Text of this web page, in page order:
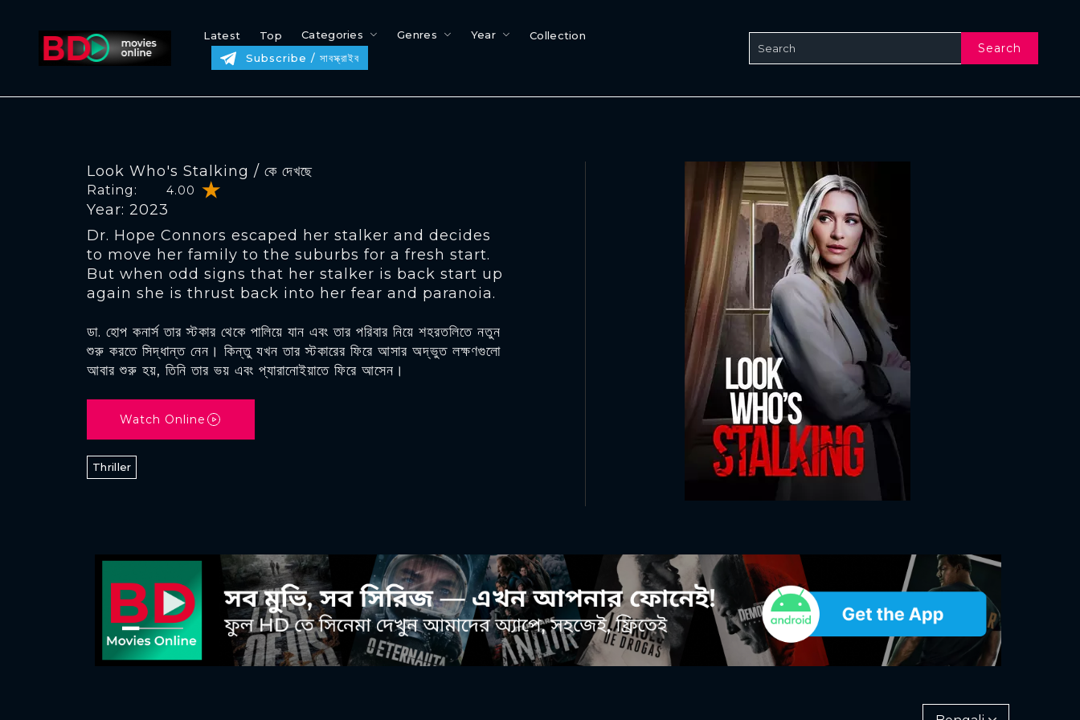
Latest Top Categories Genres Year
Collection
Subscribe / সাবস্ক্রাইব
Search
Look Who's Stalking / কে দেখছে
Rating: 4.00
Year: 2023
Dr. Hope Connors escaped her stalker and decides
to move her family to the suburbs for a fresh start.
But when odd signs that her stalker is back start up
again she is thrust back into her fear and paranoia.
ডা. হোপ কনার্স তার স্টকার থেকে পালিয়ে যান এবং তার পরিবার নিয়ে শহরতলিতে নতুন
শুরু করতে সিদ্ধান্ত নেন। কিন্তু যখন তার স্টকারের ফিরে আসার অদ্ভুত লক্ষণগুলো
আবার শুরু হয়, তিনি তার ভয় এবং প্যারানোইয়াতে ফিরে আসেন।
Watch Online
Thriller